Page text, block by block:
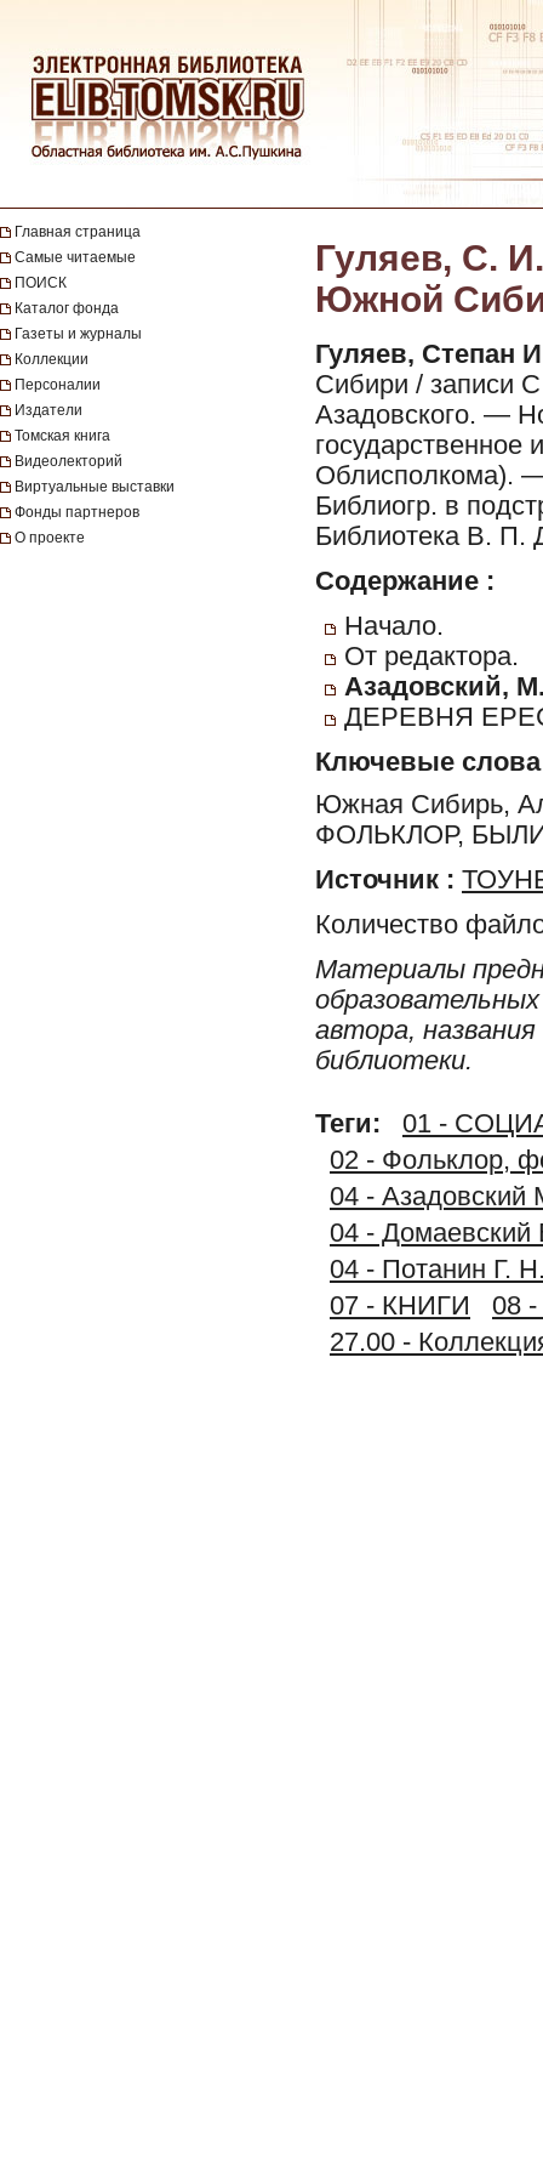
Главная страница
Самые читаемые
ПОИСК
Каталог фонда
Газеты и журналы
Коллекции
Персоналии
Издатели
Томская книга
Видеолекторий
Виртуальные выставки
Фонды партнеров
О проекте
Гуляев, С.
Южной
Гуляев, Степан
Сибири / записи
Азадовского. —
Облисполкома).
Библиогр. в
Библиотека В. П.
Содержание :
Начало.
От редактора.
Азадовский,
ДЕРЕВНЯ
Ключевые слова
Южная Сибирь,
ФОЛЬКЛОР,
Источник :
Количество
Материалы
автора,
библиотеки.
Теги:
01 -
02 - Фольклор,
04 - Азадовский
04 - Домаевский
04 - Потанин Г.
07 - КНИГИ
08
27.00 -